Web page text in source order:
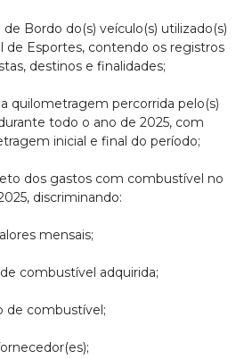
Bordo do(s) veículo(s) utilizado(s)
de Esportes, contendo os registros
destinos e finalidades;
quilometragem percorrida pelo(s)
todo o ano de 2025, com
inicial e final do período;
dos gastos com combustível no
discriminando:
mensais;
combustível adquirida;
de combustível;